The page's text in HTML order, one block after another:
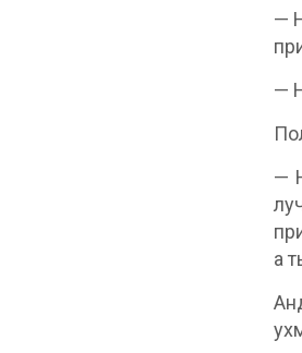
—
—
—
а